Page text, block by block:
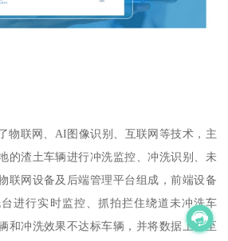
物联网、AI图像识别、互联网等技术，主
的渣土车辆进行冲洗监控、冲洗识别、未
联网设备及后端管理平台组成，前端设备
进行实时监控、抓拍拦住绕道未冲洗车
和冲洗效果不达标车辆，并将数据上传至